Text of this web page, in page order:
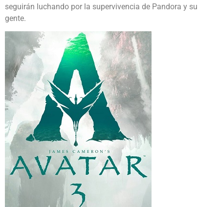
seguirán luchando por la supervivencia de Pandora y su
gente.